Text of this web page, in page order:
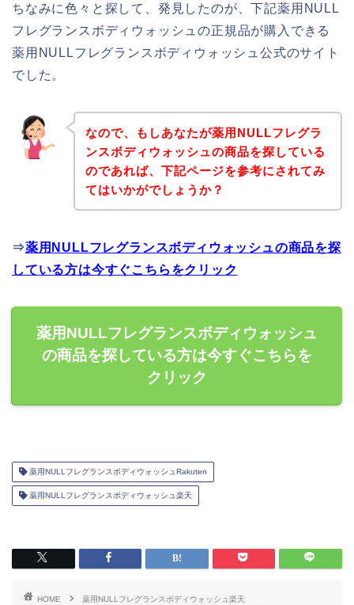
ちなみに色々と探して、発見したのが、下記薬用NULL
フレグランスボディウォッシュの正規品が購入できる
薬用NULLフレグランスボディウォッシュ公式のサイト
でした。
なので、もしあなたが薬用NULLフレグラ
ンスボディウォッシュの商品を探している
のであれば、下記ページを参考にされてみ
てはいかがでしょうか？
⇒薬用NULLフレグランスボディウォッシュの商品を探
している方は今すぐこちらをクリック
薬用NULLフレグランスボディウォッシュ
の商品を探している方は今すぐこちらを
クリック
薬用NULLフレグランスボディウォッシュRakuten
薬用NULLフレグランスボディウォッシュ楽天
HOME
薬用NULLフレグランスボディウォッシュ楽天